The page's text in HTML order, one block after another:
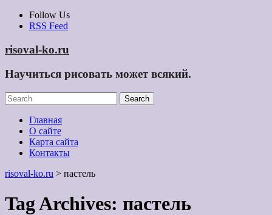
Skip
Follow Us
RSS Feed
risoval-ko.ru
Научиться рисовать может всякий.
Главная
О сайте
Карта сайта
Контакты
risoval-ko.ru > пастель
Tag Archives: пастель